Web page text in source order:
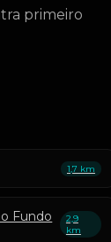
primeiro
1,7 km
Fundo
2,9
km